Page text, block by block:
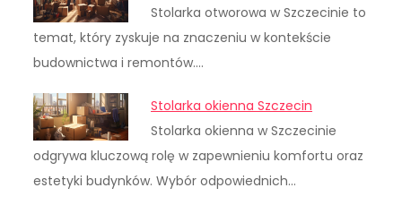
Stolarka otworowa w Szczecinie to
temat, który zyskuje na znaczeniu w kontekście
budownictwa i remontów.…
Stolarka okienna Szczecin
Stolarka okienna w Szczecinie
odgrywa kluczową rolę w zapewnieniu komfortu oraz
estetyki budynków. Wybór odpowiednich…